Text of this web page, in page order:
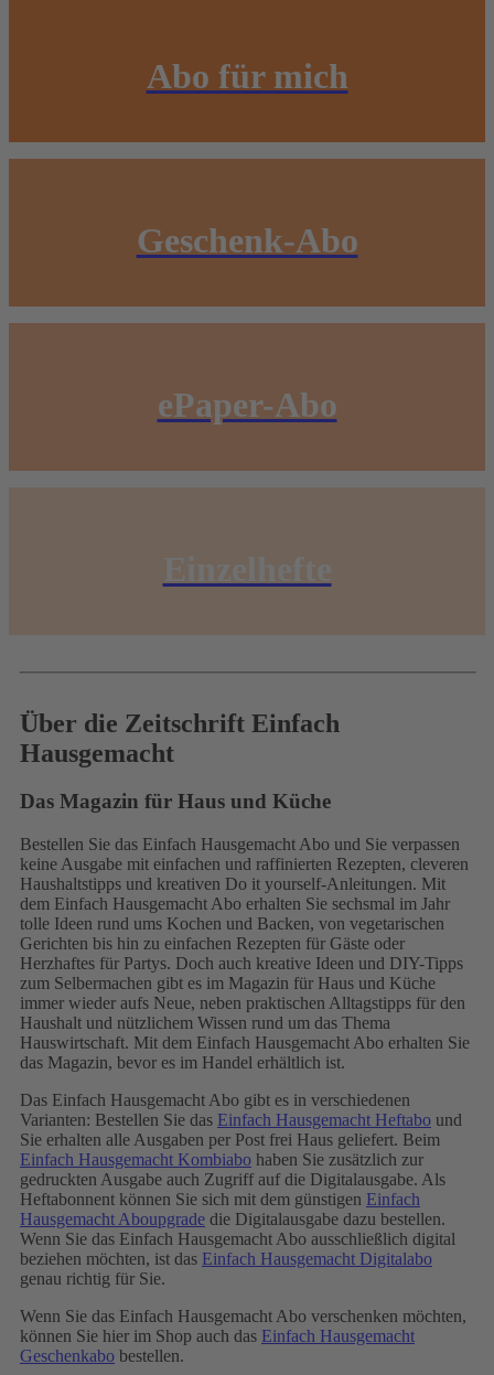
Abo für mich
Geschenk-Abo
ePaper-Abo
Über die Zeitschrift Einfach
Hausgemacht
Das Magazin für Haus und Küche
Bestellen Sie das Einfach Hausgemacht Abo und Sie verpassen
keine Ausgabe mit einfachen und raffinierten Rezepten, cleveren
Haushaltstipps und kreativen Do it yourself-Anleitungen. Mit
dem Einfach Hausgemacht Abo erhalten Sie sechsmal im Jahr
tolle Ideen rund ums Kochen und Backen, von vegetarischen
Gerichten bis hin zu einfachen Rezepten für Gäste oder
Herzhaftes für Partys. Doch auch kreative Ideen und DIY-Tipps
zum Selbermachen gibt es im Magazin für Haus und Küche
immer wieder aufs Neue, neben praktischen Alltagstipps für den
Haushalt und nützlichem Wissen rund um das Thema
Hauswirtschaft. Mit dem Einfach Hausgemacht Abo erhalten Sie
das Magazin, bevor es im Handel erhältlich ist.
Das Einfach Hausgemacht Abo gibt es in verschiedenen
Varianten: Bestellen Sie das Einfach Hausgemacht Heftabo und
Sie erhalten alle Ausgaben per Post frei Haus geliefert. Beim
Einfach Hausgemacht Kombiabo haben Sie zusätzlich zur
gedruckten Ausgabe auch Zugriff auf die Digitalausgabe. Als
Heftabonnent können Sie sich mit dem günstigen Einfach
Hausgemacht Aboupgrade die Digitalausgabe dazu bestellen.
Wenn Sie das Einfach Hausgemacht Abo ausschließlich digital
beziehen möchten, ist das Einfach Hausgemacht Digitalabo
genau richtig für Sie.
Wenn Sie das Einfach Hausgemacht Abo verschenken möchten,
können Sie hier im Shop auch das Einfach Hausgemacht
Geschenkabo bestellen.